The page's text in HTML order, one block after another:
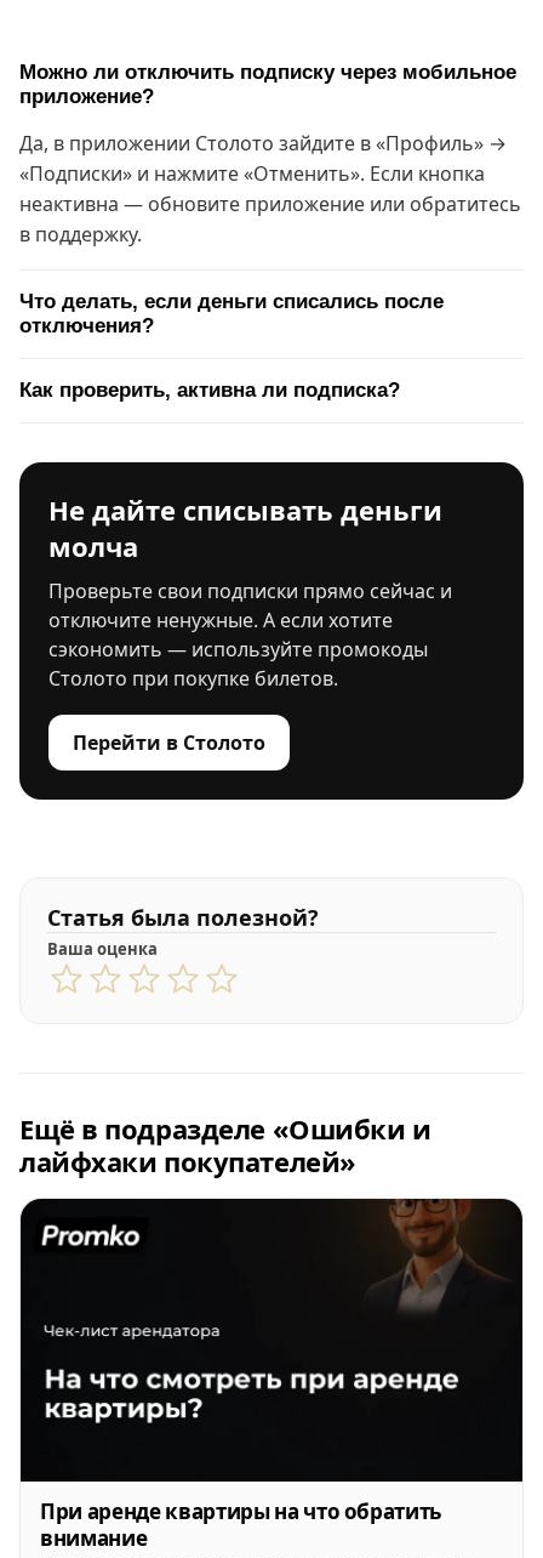
Можно ли отключить подписку через мобильное
приложение?
Да, в приложении Столото зайдите в «Профиль» →
«Подписки» и нажмите «Отменить». Если кнопка
неактивна — обновите приложение или обратитесь
в поддержку.
Что делать, если деньги списались после
отключения?
Как проверить, активна ли подписка?
Не дайте списывать деньги
молча
Проверьте свои подписки прямо сейчас и
отключите ненужные. А если хотите
сэкономить — используйте промокоды
Столото при покупке билетов.
Перейти в Столото
Статья была полезной?
Ваша оценка
Ещё в подразделе «Ошибки и
лайфхаки покупателей»
При аренде квартиры на что обратить
внимание